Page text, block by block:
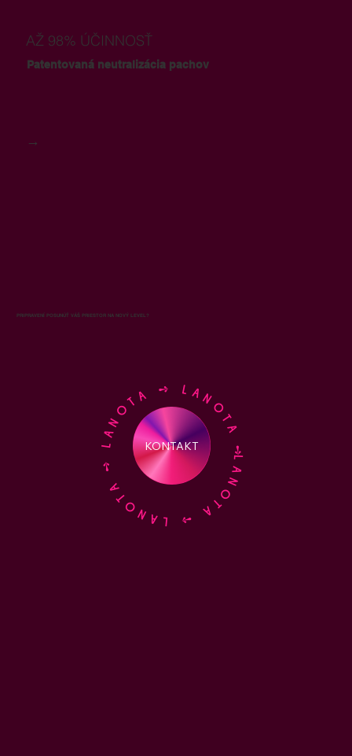
AŽ 98% ÚČINNOSŤ
Patentovaná neutralizácia pachov
→
LANOTA ➺ LANOTA ➺ LANOTA ➺ LANOTA ➺
KONTAKT
PRIPRAVENÍ POSUNÚŤ VÁŠ PRIESTOR NA NOVÝ LEVEL?